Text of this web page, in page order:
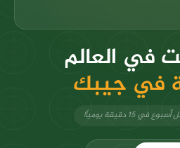
في العالم
في جيبك
١٥ دقيقة يومياً!